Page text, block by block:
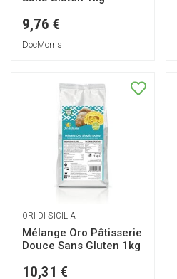
9,76 €
DocMorris
ORI DI SICILIA
Mélange Oro Pâtisserie
Douce Sans Gluten 1kg
10,31 €